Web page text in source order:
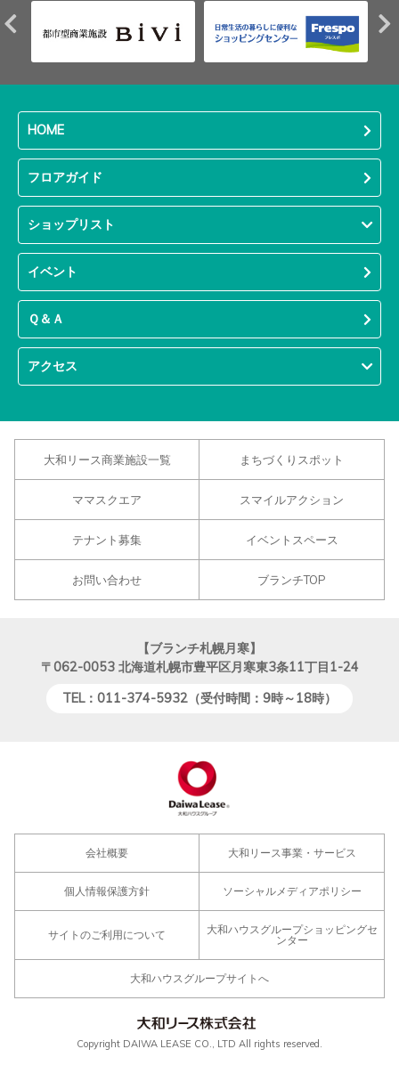
HOME
フロアガイド
ショップリスト
イベント
Ｑ＆Ａ
アクセス
大和リース商業施設一覧 まちづくりスポット
ママスクエア スマイルアクション
テナント募集 イベントスペース
お問い合わせ ブランチTOP
【ブランチ札幌月寒】
〒062-0053 北海道札幌市豊平区月寒東3条11丁目1-24
TEL：011-374-5932（受付時間：9時～18時）
会社概要 大和リース事業・サービス
個人情報保護方針 ソーシャルメディアポリシー
サイトのご利用について
大和ハウスグループショッピングセ
ンター
大和ハウスグループサイトへ
Copyright DAIWA LEASE CO., LTD All rights reserved.